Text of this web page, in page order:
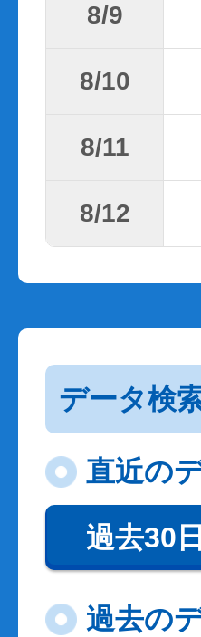
8/9
8/10
8/11
8/12
データ検
直近の
過去30
過去の